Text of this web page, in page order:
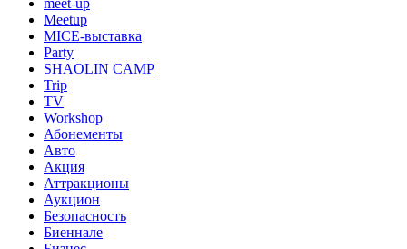
Meetup
MICE-выставка
Party
SHAOLIN CAMP
Trip
TV
Workshop
Абонементы
Авто
Акция
Аттракционы
Аукцион
Безопасность
Биеннале